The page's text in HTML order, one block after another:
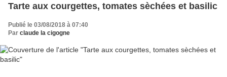
Tarte aux courgettes, tomates sèchées et basilic
Publié le 03/08/2018 à 07:40
Par claude la cigogne